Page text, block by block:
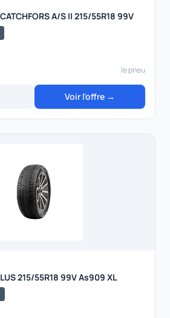
A/S II 215/55R18 99V
le pneu
Voir l'offre →
215/55R18 99V As909 XL